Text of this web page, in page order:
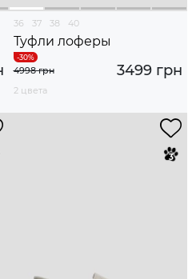
36 37 38 40
Туфли лоферы
3499 грн
4998 грн
2 цвета